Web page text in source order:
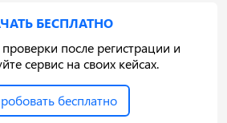
БЕСПЛАТНО
после регистрации и
сервис на своих кейсах.
бесплатно